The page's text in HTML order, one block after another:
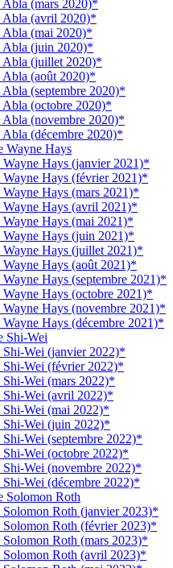
Abla (mars 2020)*
Abla (avril 2020)*
Abla (mai 2020)*
Abla (juin 2020)*
Abla (juillet 2020)*
Abla (août 2020)*
Abla (septembre 2020)*
Abla (octobre 2020)*
Abla (novembre 2020)*
Abla (décembre 2020)*
Wayne Hays
Wayne Hays (janvier 2021)*
Wayne Hays (février 2021)*
Wayne Hays (mars 2021)*
Wayne Hays (avril 2021)*
Wayne Hays (mai 2021)*
Wayne Hays (juin 2021)*
Wayne Hays (juillet 2021)*
Wayne Hays (août 2021)*
Wayne Hays (septembre 2021)*
Wayne Hays (octobre 2021)*
Wayne Hays (novembre 2021)*
Wayne Hays (décembre 2021)*
Shi-Wei
Shi-Wei (janvier 2022)*
Shi-Wei (février 2022)*
Shi-Wei (mars 2022)*
Shi-Wei (avril 2022)*
Shi-Wei (mai 2022)*
Shi-Wei (juin 2022)*
Shi-Wei (septembre 2022)*
Shi-Wei (octobre 2022)*
Shi-Wei (novembre 2022)*
Shi-Wei (décembre 2022)*
Solomon Roth
Solomon Roth (janvier 2023)*
Solomon Roth (février 2023)*
Solomon Roth (mars 2023)*
Solomon Roth (avril 2023)*